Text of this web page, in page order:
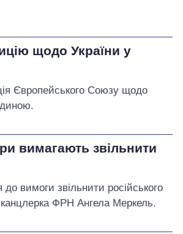
щодо України у
Європейського Союзу щодо
вимагають звільнити
до вимоги звільнити російського
ФРН Ангела Меркель.